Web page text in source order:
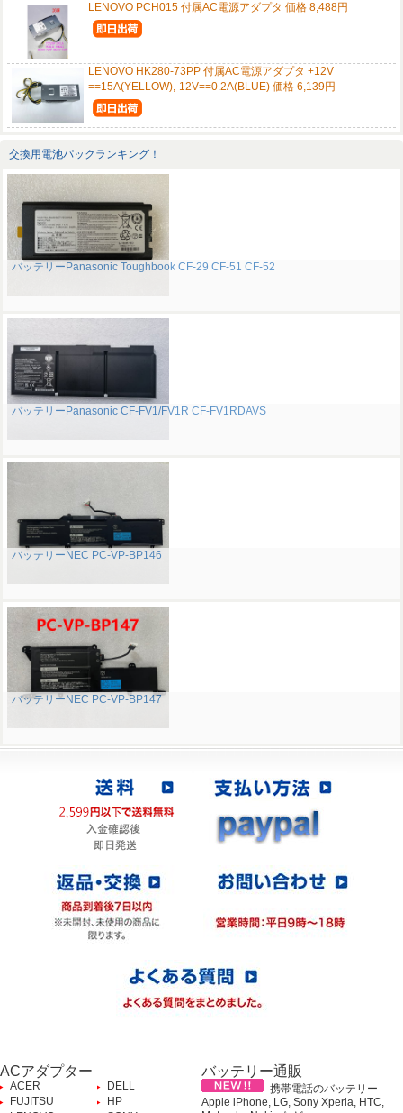
LENOVO PCH015 付属AC電源アダプタ 価格 8,488円
LENOVO HK280-73PP 付属AC電源アダプタ +12V
==15A(YELLOW),-12V==0.2A(BLUE) 価格 6,139円
交換用電池パックランキング！
バッテリーPanasonic Toughbook CF-29 CF-51 CF-52
バッテリーPanasonic CF-FV1/FV1R CF-FV1RDAVS
バッテリーNEC PC-VP-BP146
バッテリーNEC PC-VP-BP147
ACアダプター
ACER
DELL
FUJITSU
HP
バッテリー通販
携帯電話のバッテリー
Apple iPhone, LG, Sony Xperia, HTC,